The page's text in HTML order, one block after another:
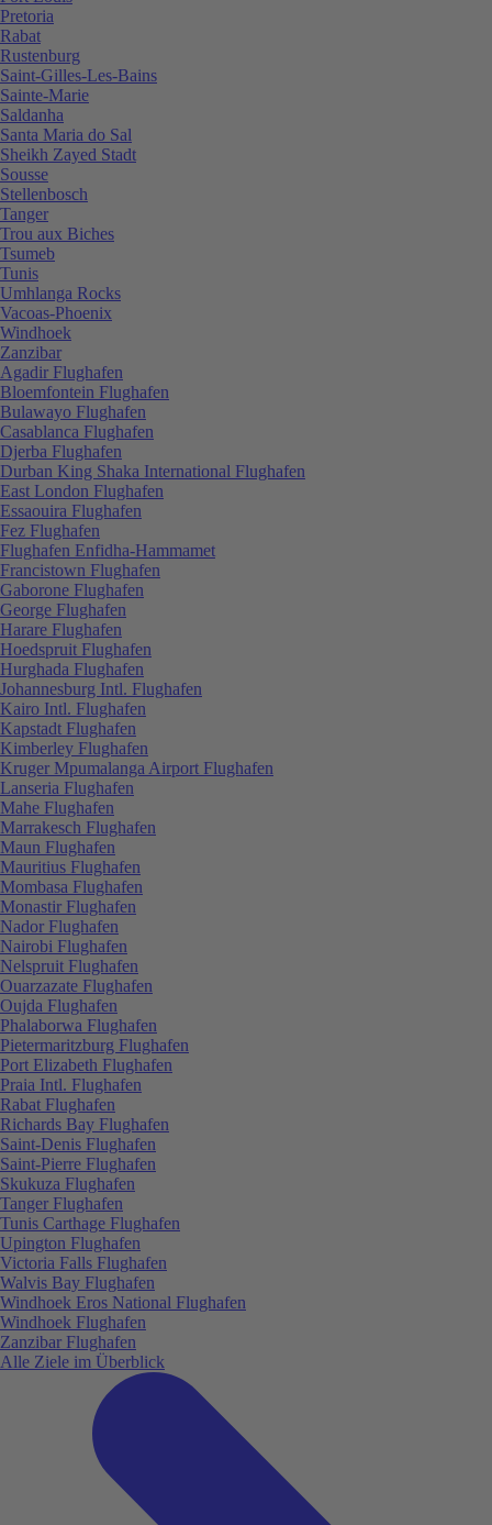
Pretoria
Rabat
Rustenburg
Saint-Gilles-Les-Bains
Sainte-Marie
Saldanha
Santa Maria do Sal
Sheikh Zayed Stadt
Sousse
Stellenbosch
Tanger
Trou aux Biches
Tsumeb
Tunis
Umhlanga Rocks
Vacoas-Phoenix
Windhoek
Zanzibar
Agadir Flughafen
Bloemfontein Flughafen
Bulawayo Flughafen
Casablanca Flughafen
Djerba Flughafen
Durban King Shaka International Flughafen
East London Flughafen
Essaouira Flughafen
Fez Flughafen
Flughafen Enfidha-Hammamet
Francistown Flughafen
Gaborone Flughafen
George Flughafen
Harare Flughafen
Hoedspruit Flughafen
Hurghada Flughafen
Johannesburg Intl. Flughafen
Kairo Intl. Flughafen
Kapstadt Flughafen
Kimberley Flughafen
Kruger Mpumalanga Airport Flughafen
Lanseria Flughafen
Mahe Flughafen
Marrakesch Flughafen
Maun Flughafen
Mauritius Flughafen
Mombasa Flughafen
Monastir Flughafen
Nador Flughafen
Nairobi Flughafen
Nelspruit Flughafen
Ouarzazate Flughafen
Oujda Flughafen
Phalaborwa Flughafen
Pietermaritzburg Flughafen
Port Elizabeth Flughafen
Praia Intl. Flughafen
Rabat Flughafen
Richards Bay Flughafen
Saint-Denis Flughafen
Saint-Pierre Flughafen
Skukuza Flughafen
Tanger Flughafen
Tunis Carthage Flughafen
Upington Flughafen
Victoria Falls Flughafen
Walvis Bay Flughafen
Windhoek Eros National Flughafen
Windhoek Flughafen
Zanzibar Flughafen
Alle Ziele im Überblick